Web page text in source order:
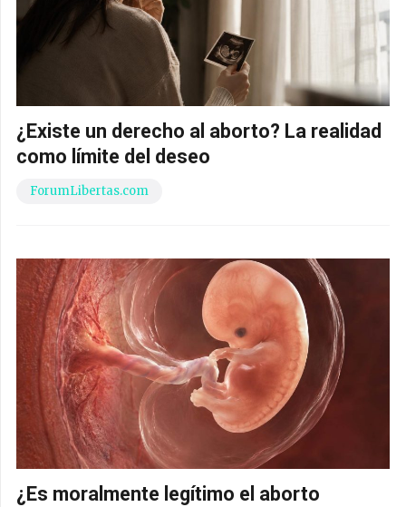
¿Existe un derecho al aborto? La realidad
como límite del deseo
ForumLibertas.com
¿Es moralmente legítimo el aborto